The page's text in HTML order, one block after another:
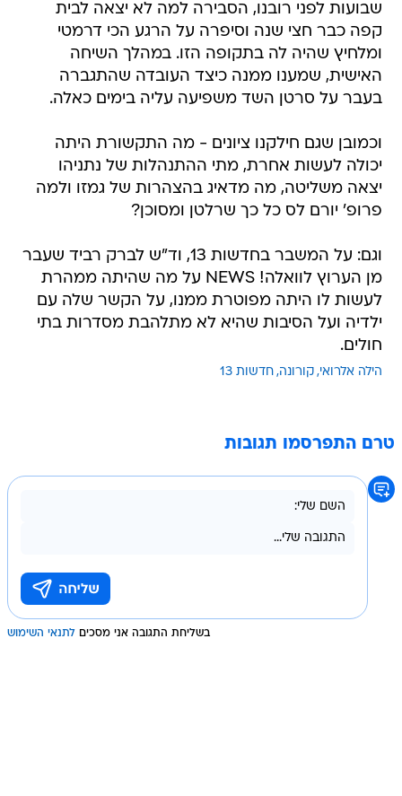
שבועות לפני רובנו, הסבירה למה לא יצאה לבית
קפה כבר חצי שנה וסיפרה על הרגע הכי דרמטי
ומלחיץ שהיה לה בתקופה הזו. במהלך השיחה
האישית, שמענו ממנה כיצד העובדה שהתגברה
בעבר על סרטן השד משפיעה עליה בימים כאלה.
וכמובן שגם חילקנו ציונים - מה התקשורת היתה
יכולה לעשות אחרת, מתי ההתנהלות של נתניהו
יצאה משליטה, מה מדאיג בהצהרות של גמזו ולמה
פרופ' יורם לס כל כך שרלטן ומסוכן?
וגם: על המשבר בחדשות 13, וד"ש לברק רביד שעבר
מן הערוץ לוואלה! NEWS על מה שהיתה ממהרת
לעשות לו היתה מפוטרת ממנו, על הקשר שלה עם
ילדיה ועל הסיבות שהיא לא מתלהבת מסדרות בתי
חולים.
הילה אלרואי קורונה חדשות 13
טרם התפרסמו תגובות
בשליחת התגובה אני מסכים לתנאי השימוש